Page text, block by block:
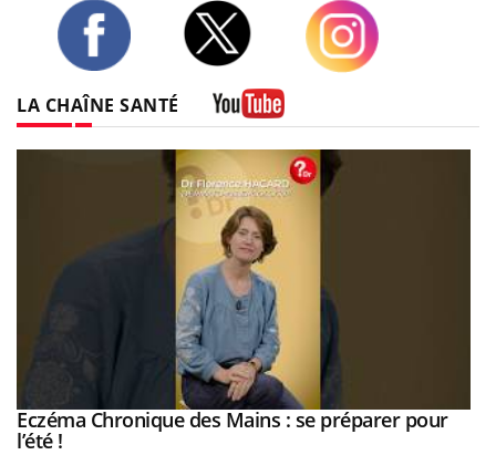
LA CHAÎNE SANTÉ
Youtube
Eczéma Chronique des Mains : se préparer pour
l’été !Youtube